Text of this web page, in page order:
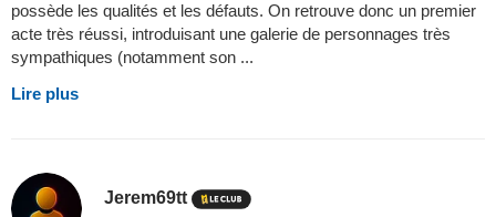
possède les qualités et les défauts. On retrouve donc un premier
acte très réussi, introduisant une galerie de personnages très
sympathiques (notamment son ...
Lire plus
Jerem69tt